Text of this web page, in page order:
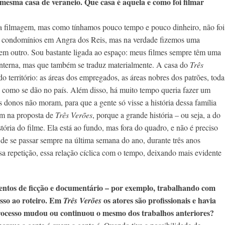
filmagem, mas como tínhamos pouco tempo e pouco dinheiro, não foi
em Angra dos Reis, mas na verdade fizemos uma
outro. Sou bastante ligada ao espaço: meus filmes sempre têm uma
mas que também se traduz materialmente. A casa do Três
as áreas dos empregados, as áreas nobres dos patrões, toda
se dão no país. Além disso, há muito tempo queria fazer um
não moram, para que a gente só visse a história dessa família
na proposta de Três Verões, porque a grande história – ou seja, a do
do filme. Ela está ao fundo, mas fora do quadro, e não é preciso
se passar sempre na última semana do ano, durante três anos
repetição, essa relação cíclica com o tempo, deixando mais evidente
de ficção e documentário – por exemplo, trabalhando com
ao roteiro. Em Três Verõesos atores são profissionais e havia
mudou ou continuou o mesmo dos trabalhos anteriores?